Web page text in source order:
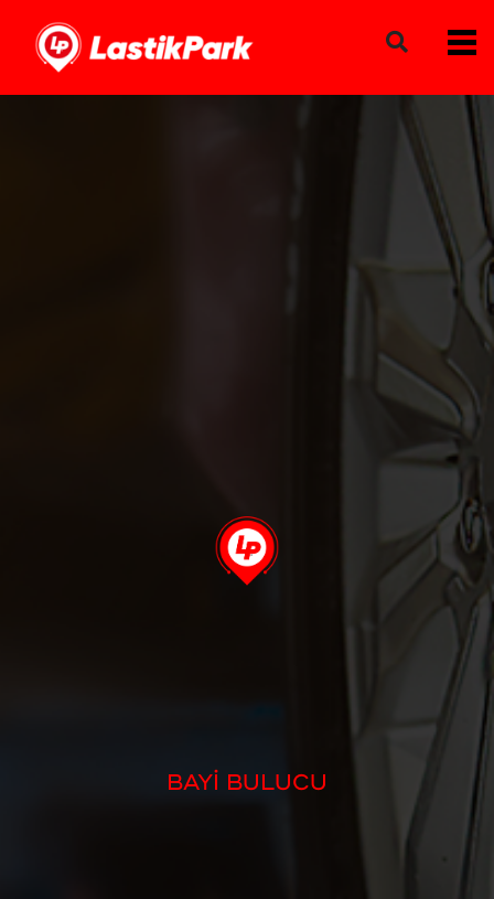
BAYİ BULUCU